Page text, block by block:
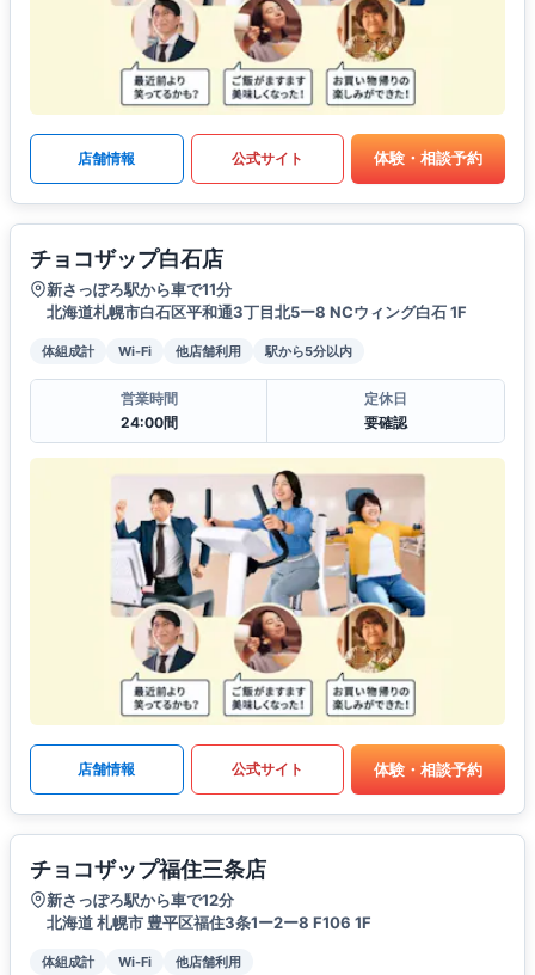
店舗情報 公式サイト 体験・相談予約
チョコザップ白石店
新さっぽろ駅から車で11分
北海道札幌市白石区平和通3丁目北5ー8 NCウィング白石 1F
体組成計 Wi-Fi 他店舗利用 駅から5分以内
営業時間
24:00間
定休日
要確認
店舗情報 公式サイト 体験・相談予約
チョコザップ福住三条店
新さっぽろ駅から車で12分
北海道 札幌市 豊平区福住3条1ー2ー8 F106 1F
体組成計 Wi-Fi 他店舗利用